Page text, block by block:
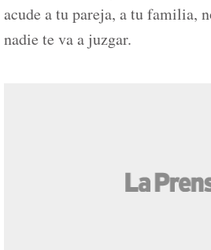
acude a tu pareja, a tu familia,
nadie te va a juzgar.